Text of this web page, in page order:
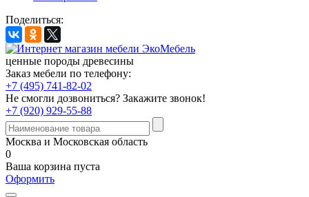
Поделиться:
ценные породы древесины
Заказ мебели по телефону:
+7 (495) 741-82-02
Не смогли дозвониться? Закажите звонок!
+7 (920) 929-55-88
Москва и Московская область
0
Ваша корзина пуста
Оформить